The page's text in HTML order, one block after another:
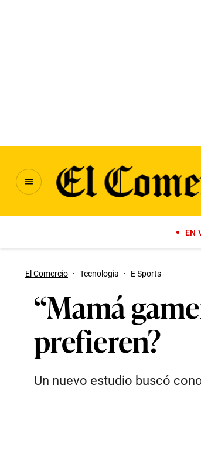
EN
El Comercio · Tecnologia · E Sports
“Mamá
prefieren?
Un nuevo estudio buscó